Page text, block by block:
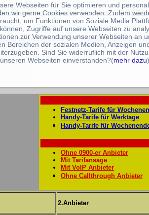
Aresing mit der Vorwahl 08252:
Calltrough-24 Stunden-Tabelle-
Festnetz-Tarife für
Handy-Tarife für Werktage
Handy-Tarife für
Ohne 0900-er Anbieter
Mit Tarifansage
Mit VoIP Anbieter
Ohne Callthrough Anbieter
2.Anbieter
Webseiten für Sie optimieren und
wir gerne Cookies verwenden. Zudem
um Funktionen von Soziale Media
Zugriffe auf unsere Webseiten zu
zur Verwendung unserer Webseiten an
Bereichen der sozialen Medien, Anzeigen
Sind Sie widerruflich mit der
Webseiten einverstanden?(mehr dazu)